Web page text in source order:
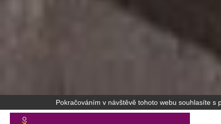
Pokračováním v návštěvě tohoto webu souhlasíte